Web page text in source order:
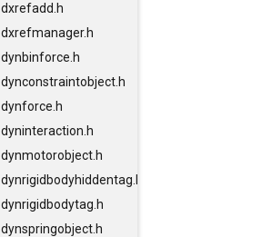
dxrefadd.h
dxrefmanager.h
dynbinforce.h
dynconstraintobject.h
dynforce.h
dyninteraction.h
dynmotorobject.h
dynrigidbodyhiddentag.h
dynrigidbodytag.h
dynspringobject.h